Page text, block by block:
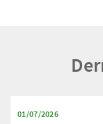
01/07/2026